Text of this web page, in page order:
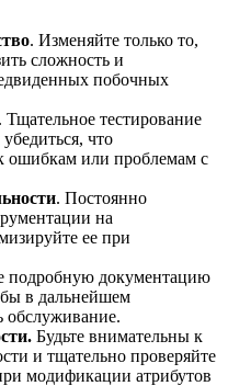
. Изменяйте только то,
сложность и
побочных
. Тщательное тестирование
что
ошибкам или проблемам с
. Постоянно
на
ее при
подробную документацию
в дальнейшем
обслуживание.
Будьте внимательны к
и тщательно проверяйте
модификации атрибутов